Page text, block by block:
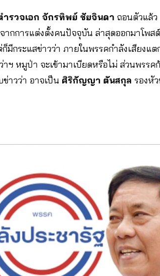
รวจเอก จักรทิพย์ ชัยจินดา ถอนตัวแล้
ากการแต่งตั้งคนปัจจุบัน ล่าสุดออกมาโพ
กระแสข่าวว่า ภายในพรรคกำลังเสียงแต
ฯ หมูป่า จะเข้ามาเบียดหรือไม่ ส่วนพรรค
าวว่า อาจเป็น ศิริกัญญา ตันสกุล รองหั